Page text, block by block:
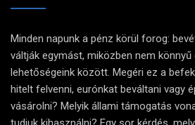
Minden napunk a pénz körül forog:
váltják egymást, miközben nem könnyű
lehetőségeink között. Megéri ez a
hitelt felvenni, eurónkat beváltani vagy
vásárolni? Melyik állami támogatás